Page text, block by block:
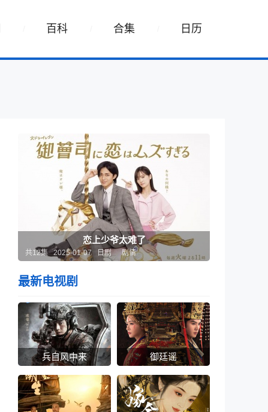
百科 合集 日历
恋上少爷太难了
共12集 2025-01-07 日剧 剧情
最新电视剧
兵自风中来 御廷谣